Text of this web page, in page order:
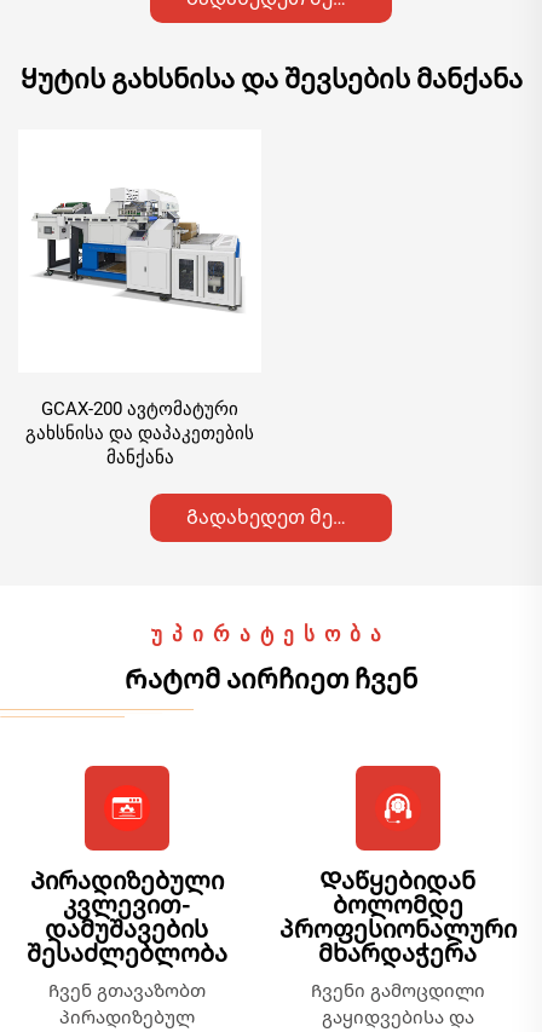
Ყუტის გახსნისა და შევსების მანქანა
GCAX-200 ავტომატური
გახსნისა და დაპაკეთების
მანქანა
Გადახედეთ მეტი
ᲣᲞᲘᲠᲐᲢᲔᲡᲝᲑᲐ
Რატომ აირჩიეთ ჩვენ
Პირადიზებული
კვლევით-
დამუშავების
შესაძლებლობა
Ჩვენ გთავაზობთ
პირადიზებულ
Დაწყებიდან
ბოლომდე
პროფესიონალური
მხარდაჭერა
Ჩვენი გამოცდილი
გაყიდვებისა და